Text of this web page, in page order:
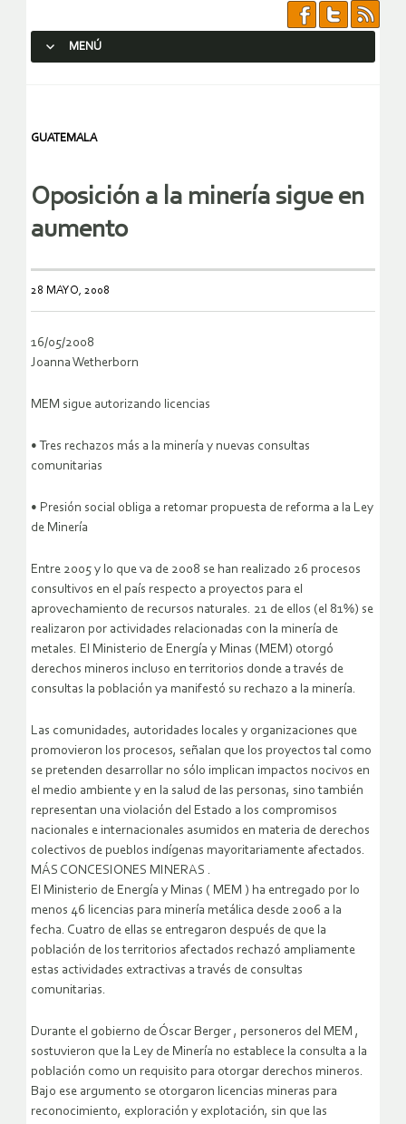
MENÚ
GUATEMALA
Oposición a la minería sigue en
aumento
28 MAYO, 2008
16/05/2008
Joanna Wetherborn
MEM sigue autorizando licencias
• Tres rechazos más a la minería y nuevas consultas
comunitarias
• Presión social obliga a retomar propuesta de reforma a la Ley
de Minería
Entre 2005 y lo que va de 2008 se han realizado 26 procesos
consultivos en el país respecto a proyectos para el
aprovechamiento de recursos naturales. 21 de ellos (el 81%) se
realizaron por actividades relacionadas con la minería de
metales. El Ministerio de Energía y Minas (MEM) otorgó
derechos mineros incluso en territorios donde a través de
consultas la población ya manifestó su rechazo a la minería.
Las comunidades, autoridades locales y organizaciones que
promovieron los procesos, señalan que los proyectos tal como
se pretenden desarrollar no sólo implican impactos nocivos en
el medio ambiente y en la salud de las personas, sino también
representan una violación del Estado a los compromisos
nacionales e internacionales asumidos en materia de derechos
colectivos de pueblos indígenas mayoritariamente afectados.
MÁS CONCESIONES MINERAS .
El Ministerio de Energía y Minas ( MEM ) ha entregado por lo
menos 46 licencias para minería metálica desde 2006 a la
fecha. Cuatro de ellas se entregaron después de que la
población de los territorios afectados rechazó ampliamente
estas actividades extractivas a través de consultas
comunitarias.
Durante el gobierno de Óscar Berger , personeros del MEM ,
sostuvieron que la Ley de Minería no establece la consulta a la
población como un requisito para otorgar derechos mineros.
Bajo ese argumento se otorgaron licencias mineras para
reconocimiento, exploración y explotación, sin que las